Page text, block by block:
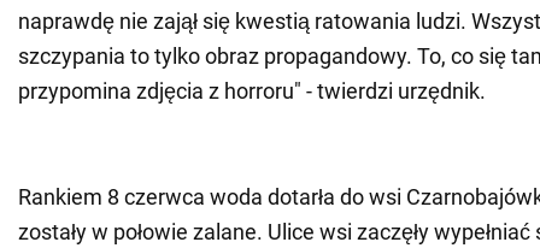
naprawdę nie zajął się kwestią ratowania ludzi.
szczypania to tylko obraz propagandowy. To, co się
przypomina zdjęcia z horroru" - twierdzi urzędnik.
Rankiem 8 czerwca woda dotarła do wsi
zostały w połowie zalane. Ulice wsi zaczęły